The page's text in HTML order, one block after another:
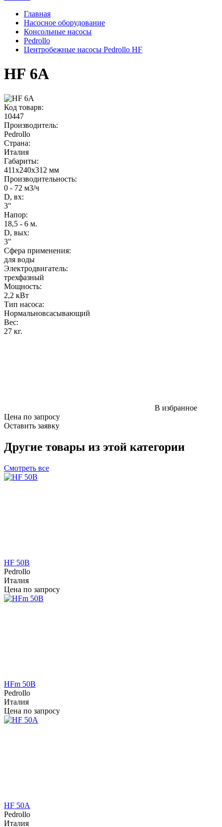
Главная
Насосное оборудование
Консольные насосы
Pedrollo
Центробежные насосы Pedrollo HF
HF 6A
Код товарв:
10447
Производитель:
Pedrollo
Страна:
Италия
Габариты:
411x240x312 мм
Производительность:
0 - 72 м3/ч
D, вх:
3"
Напор:
18,5 - 6 м.
D, вых:
3"
Сфера применения:
для воды
Электродвигатель:
трехфазный
Мощность:
2,2 кВт
Тип насоса:
Нормальновсасывающий
Вес:
27 кг.
В избранное
Цена по запросу
Оставить заявку
Другие товары из этой категории
Смотреть все
HF 50B
Pedrollo
Италия
Цена по запросу
HFm 50B
Pedrollo
Италия
Цена по запросу
HF 50A
Pedrollo
Италия